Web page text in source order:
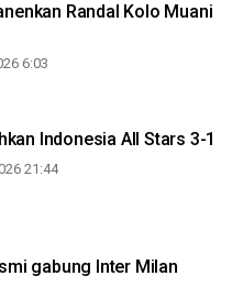
Randal Kolo Muani
6:03
Indonesia All Stars 3-1
21:44
gabung Inter Milan